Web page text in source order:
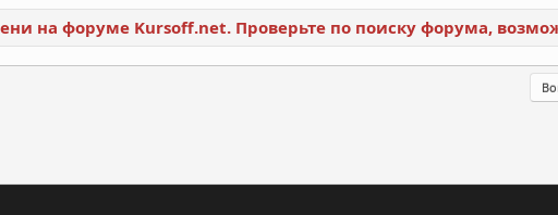
на форуме Kursoff.net. Проверьте по поиску форума,